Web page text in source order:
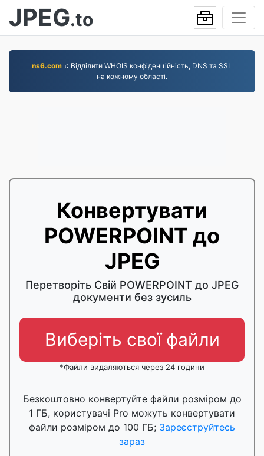
JPEG.to
ns6.com ♫ Відділити WHOIS конфіденційність, DNS та SSL
на кожному області.
Конвертувати
POWERPOINT до
JPEG
Перетворіть Свій POWERPOINT до JPEG
документи без зусиль
Виберіть свої файли
*Файли видаляються через 24 години
Безкоштовно конвертуйте файли розміром до
1 ГБ, користувачі Pro можуть конвертувати
файли розміром до 100 ГБ; Зареєструйтесь
зараз